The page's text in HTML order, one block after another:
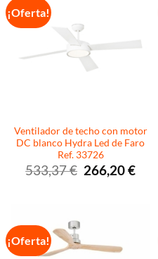
¡Oferta!
Ventilador de techo con motor
DC blanco Hydra Led de Faro
Ref. 33726
533,37€
El
precio
266,20€El
precio
¡Oferta!